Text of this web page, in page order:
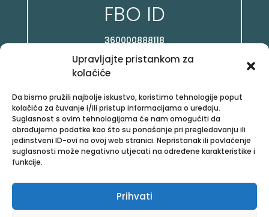
Upravljajte pristankom za
kolačiće
Da bismo pružili najbolje iskustvo, koristimo tehnologije poput
kolačića za čuvanje i/ili pristup informacijama o uređaju.
Suglasnost s ovim tehnologijama će nam omogućiti da
obrađujemo podatke kao što su ponašanje pri pregledavanju ili
jedinstveni ID-ovi na ovoj web stranici. Nepristanak ili povlačenje
suglasnosti može negativno utjecati na određene karakteristike i
funkcije.
Prihvati
FBO ID
360000888118

Facebook
/posloviz